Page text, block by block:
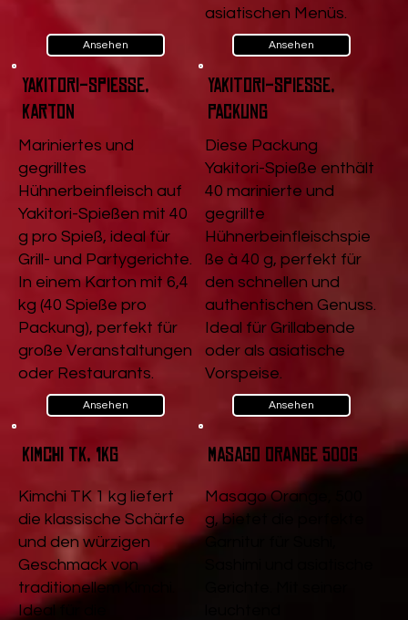
Ansehen
asiatischen Menüs.
Ansehen
Yakitori-Spieße,
Karton
Mariniertes und
gegrilltes
Hühnerbeinfleisch auf
Yakitori-Spießen mit 40
g pro Spieß, ideal für
Grill- und Partygerichte.
In einem Karton mit 6,4
kg (40 Spieße pro
Packung), perfekt für
große Veranstaltungen
oder Restaurants.
Ansehen
Yakitori-Spieße,
Packung
Diese Packung
Yakitori-Spieße enthält
40 marinierte und
gegrillte
Hühnerbeinfleischspie
ße à 40 g, perfekt für
den schnellen und
authentischen Genuss.
Ideal für Grillabende
oder als asiatische
Vorspeise.
Ansehen
Kimchi TK, 1kg
Kimchi TK 1 kg liefert
die klassische Schärfe
und den würzigen
Geschmack von
traditionellem Kimchi.
Ideal für die
Masago Orange 500g
Masago Orange, 500
g, bietet die perfekte
Garnitur für Sushi,